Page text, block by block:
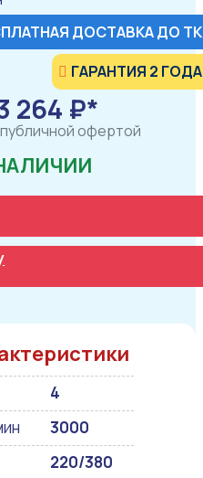
ДОСТАВКА ДО
ГАРАНТИЯ 2
264 ₽*
офертой
4
3000
220/380